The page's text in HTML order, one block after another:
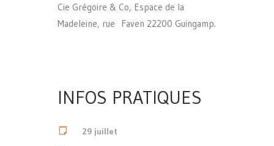
Cie Grégoire & Co, Espace de la
Madeleine, rue Faven 22200 Guingamp.
INFOS PRATIQUES
29 juillet